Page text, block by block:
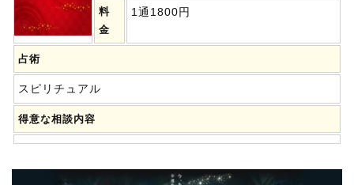
料
金
1通1800円
占術
スピリチュアル
得意な相談内容